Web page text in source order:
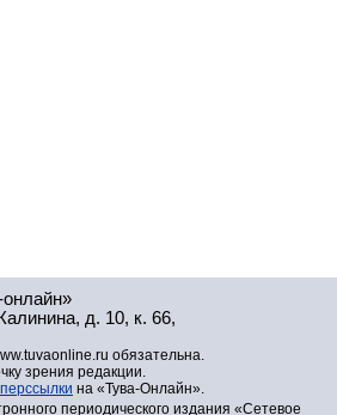
д. 10, к. 66,
обязательна.
зрения редакции.
на «Тува-Онлайн».
периодического издания «Сетевое